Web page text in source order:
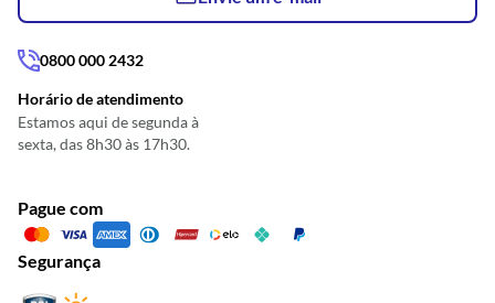
0800 000 2432
Horário de atendimento
Estamos aqui de segunda à
sexta, das 8h30 às 17h30.
Pague com
Segurança